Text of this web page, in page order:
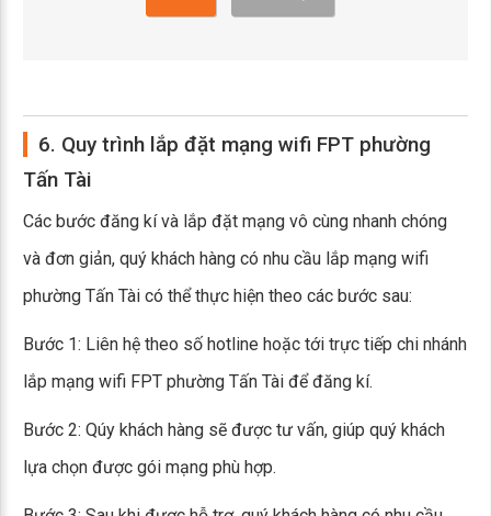
6. Quy trình lắp đặt mạng wifi FPT phường
Tấn Tài
Các bước đăng kí và lắp đặt mạng vô cùng nhanh chóng
và đơn giản, quý khách hàng có nhu cầu lắp mạng wifi
phường Tấn Tài có thể thực hiện theo các bước sau:
Bước 1: Liên hệ theo số hotline hoặc tới trực tiếp chi nhánh
lắp mạng wifi FPT phường Tấn Tài để đăng kí.
Bước 2: Qúy khách hàng sẽ được tư vấn, giúp quý khách
lựa chọn được gói mạng phù hợp.